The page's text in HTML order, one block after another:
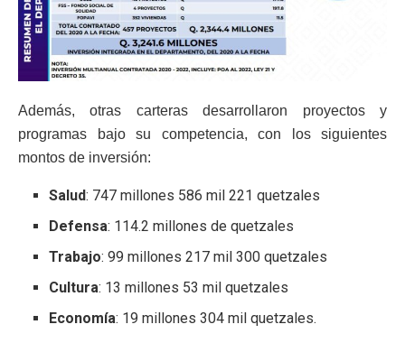
Además, otras carteras desarrollaron proyectos y
programas bajo su competencia, con los siguientes
montos de inversión:
Salud: 747 millones 586 mil 221 quetzales
Defensa: 114.2 millones de quetzales
Trabajo: 99 millones 217 mil 300 quetzales
Cultura: 13 millones 53 mil quetzales
Economía: 19 millones 304 mil quetzales.